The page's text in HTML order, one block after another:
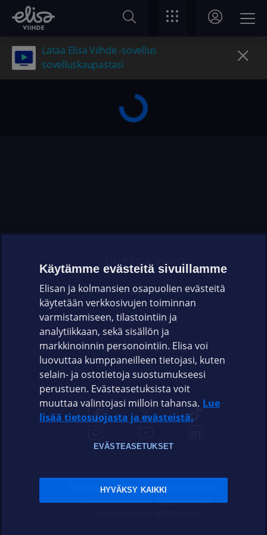
Lataa Elisa Viihde -sovellus
sovelluskaupastasi
OHJEET JA VINKIT
OMAYHTEISÖ
VIANSELVITYS
ASIAKASPALVELU
ELISA.FI
Sopimusehdot Tietosuoja Evästeasetukset
Sääntelyviranomaiset Saavutettavuus
Käytämme evästeitä sivuillamme
Elisan ja kolmansien osapuolien evästeitä
käytetään verkkosivujen toiminnan
varmistamiseen, tilastointiin ja
analytiikkaan, sekä sisällön ja
markkinoinnin personointiin. Elisa voi
luovuttaa kumppaneilleen tietojasi, kuten
selain- ja ostotietoja suostumukseesi
perustuen. Evästeasetuksista voit
muuttaa valintojasi milloin tahansa. Lue
lisää tietosuojasta ja evästeistä.
EVÄSTEASETUKSET
HYVÄKSY KAIKKI